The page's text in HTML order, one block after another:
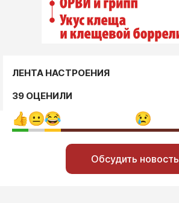
ЛЕНТА НАСТРОЕНИЯ
39 ОЦЕНИЛИ
Обсудить новость